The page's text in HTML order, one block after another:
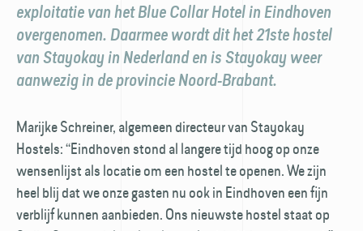
exploitatie van het Blue Collar Hotel in Eindhoven
overgenomen. Daarmee wordt dit het 21ste hostel
van Stayokay in Nederland en is Stayokay weer
aanwezig in de provincie Noord-Brabant.
Marijke Schreiner, algemeen directeur van Stayokay
Hostels: “Eindhoven stond al langere tijd hoog op onze
wensenlijst als locatie om een hostel te openen. We zijn
heel blij dat we onze gasten nu ook in Eindhoven een fijn
verblijf kunnen aanbieden. Ons nieuwste hostel staat op